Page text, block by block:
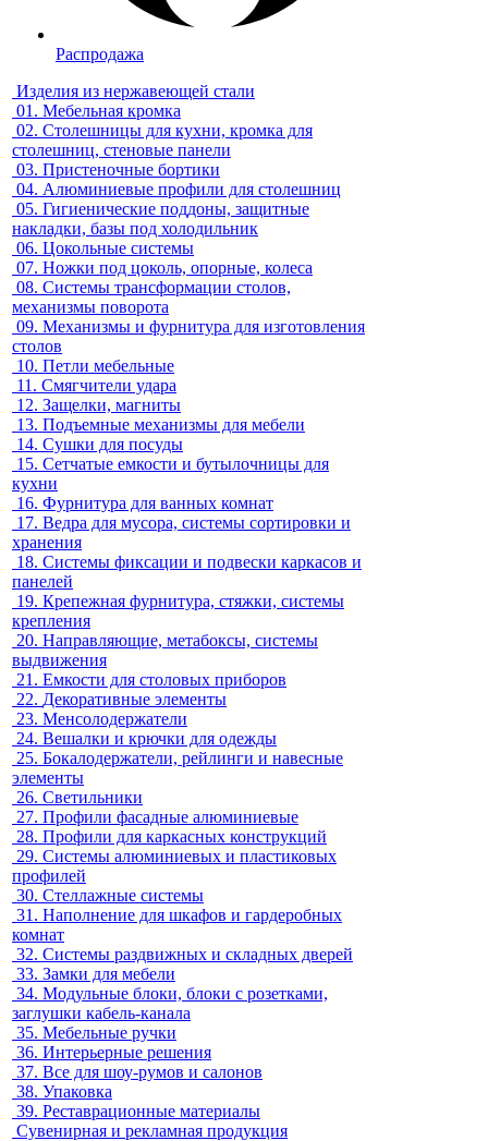
Распродажа
Изделия из нержавеющей стали
01. Мебельная кромка
02. Столешницы для кухни, кромка для
столешниц, стеновые панели
03. Пристеночные бортики
04. Алюминиевые профили для столешниц
05. Гигиенические поддоны, защитные
накладки, базы под холодильник
06. Цокольные системы
07. Ножки под цоколь, опорные, колеса
08. Системы трансформации столов,
механизмы поворота
09. Механизмы и фурнитура для изготовления
столов
10. Петли мебельные
11. Смягчители удара
12. Защелки, магниты
13. Подъемные механизмы для мебели
14. Сушки для посуды
15. Сетчатые емкости и бутылочницы для
кухни
16. Фурнитура для ванных комнат
17. Ведра для мусора, системы сортировки и
хранения
18. Системы фиксации и подвески каркасов и
панелей
19. Крепежная фурнитура, стяжки, системы
крепления
20. Направляющие, метабоксы, системы
выдвижения
21. Емкости для столовых приборов
22. Декоративные элементы
23. Менсолодержатели
24. Вешалки и крючки для одежды
25. Бокалодержатели, рейлинги и навесные
элементы
26. Светильники
27. Профили фасадные алюминиевые
28. Профили для каркасных конструкций
29. Системы алюминиевых и пластиковых
профилей
30. Стеллажные системы
31. Наполнение для шкафов и гардеробных
комнат
32. Системы раздвижных и складных дверей
33. Замки для мебели
34. Модульные блоки, блоки с розетками,
заглушки кабель-канала
35. Мебельные ручки
36. Интерьерные решения
37. Все для шоу-румов и салонов
38. Упаковка
39. Реставрационные материалы
Сувенирная и рекламная продукция